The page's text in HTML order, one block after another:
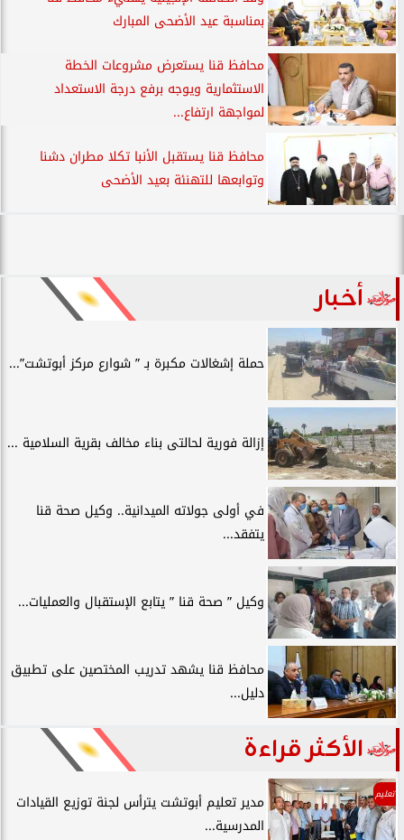
بمناسبة عيد الأضحى المبارك
محافظ قنا يستعرض مشروعات الخطة
الاستثمارية ويوجه برفع درجة الاستعداد
لمواجهة ارتفاع...
محافظ قنا يستقبل الأنبا تكلا مطران دشنا
وتوابعها للتهنئة بعيد الأضحى
أخبار
حملة إشغالات مكبرة بـ ” شوارع مركز أبوتشت”...
إزالة فورية لحالتى بناء مخالف بقرية السلامية ...
في أولى جولاته الميدانية.. وكيل صحة قنا
يتفقد...
وكيل ” صحة قنا ” يتابع الإستقبال والعمليات...
محافظ قنا يشهد تدريب المختصين على تطبيق
دليل...
الأكثر قراءة
تعليم
مدير تعليم أبوتشت يترأس لجنة توزيع القيادات
المدرسية...